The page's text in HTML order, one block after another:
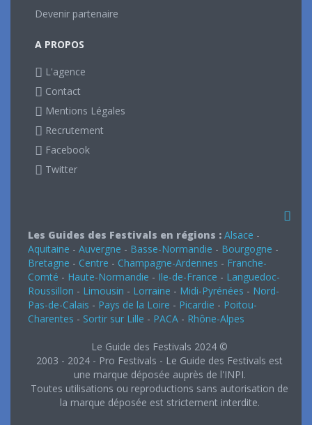
Devenir partenaire
A PROPOS
L'agence
Contact
Mentions Légales
Recrutement
Facebook
Twitter
Les Guides des Festivals en régions : Alsace -
Aquitaine - Auvergne - Basse-Normandie - Bourgogne -
Bretagne - Centre - Champagne-Ardennes - Franche-
Comté - Haute-Normandie - Ile-de-France - Languedoc-
Roussillon - Limousin - Lorraine - Midi-Pyrénées - Nord-
Pas-de-Calais - Pays de la Loire - Picardie - Poitou-
Charentes - Sortir sur Lille - PACA - Rhône-Alpes
Le Guide des Festivals 2024 ©
2003 - 2024 - Pro Festivals - Le Guide des Festivals est
une marque déposée auprès de l'INPI.
Toutes utilisations ou reproductions sans autorisation de
la marque déposée est strictement interdite.